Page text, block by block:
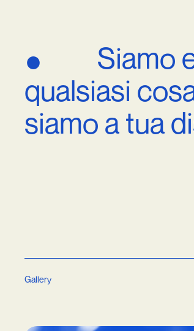
● Siamo
qualsiasi
siamo atua
Gallery